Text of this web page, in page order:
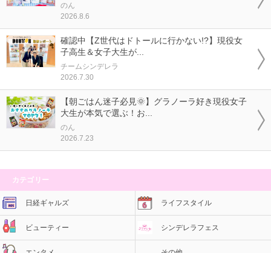
のん
2026.8.6
確認中【Z世代はドトールに行かない!?】現役女
子高生＆女子大生が...
チームシンデレラ
2026.7.30
【朝ごはん迷子必見🌞】グラノーラ好き現役女子
大生が本気で選ぶ！お...
のん
2026.7.23
カテゴリー
日経ギャルズ ライフスタイル
ビューティー シンデレラフェス